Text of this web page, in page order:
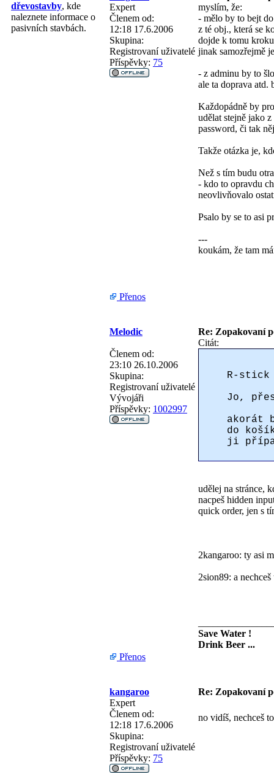
dřevostavby, kde
naleznete informace o
pasivních stavbách.
Expert
Členem od:
12:18 17.6.2006
Skupina:
Registrovaní uživatelé
Příspěvky: 75
myslím, že:
- mělo by to bejt
z té obj., která se
dojde k tomu
jinak samozřejmě
- z adminu by to
ale ta doprava atd.
Každopádně by
udělat stejně jako
password, či tak
Takže otázka je,
Než s tím budu
- kdo to opravdu
neovlivňovalo
Psalo by se to asi
---
koukám, že tam
Přenos
Melodic Re: Zopakovaní
Členem od:
23:10 26.10.2006
Skupina:
Registrovaní uživatelé
Vývojáři
Příspěvky: 1002997
Citát:
R-stick
Jo,
akorát
do
ji
udělej na stránce,
nacpeš hidden
quick order, jen s
2kangaroo: ty asi
2sion89: a
Save Water !
Drink Beer ...
Přenos
kangaroo
Re: Zopakovaní
Expert
Členem od:
12:18 17.6.2006
Skupina:
Registrovaní uživatelé
Příspěvky: 75
no vidíš, nechceš